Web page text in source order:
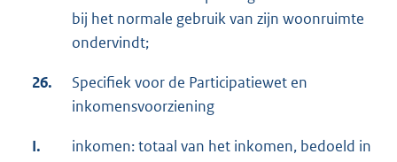
bij het normale gebruik van zijn woonruimte
ondervindt;
26.
Specifiek voor de Participatiewet en
inkomensvoorziening
I.
inkomen: totaal van het inkomen, bedoeld in